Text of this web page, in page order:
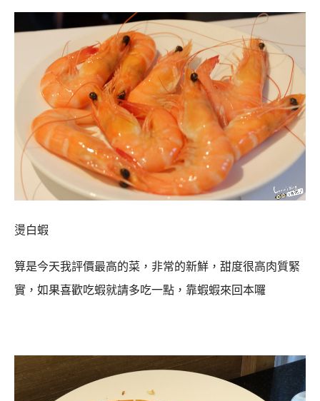
燙白蝦
算是今天我評價最高的菜，非常的新鮮，甜度很高肉質緊
實，如果喜歡吃蝦就請多吃一點，靠蝦蝦來回本囉